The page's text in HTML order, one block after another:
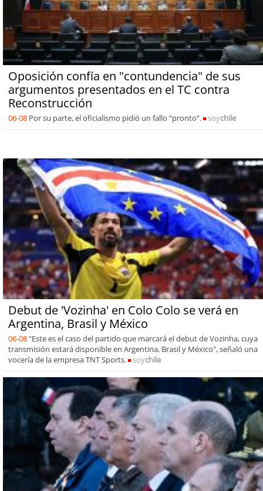
Oposición confía en "contundencia" de sus
argumentos presentados en el TC contra
Reconstrucción
06-08 Por su parte, el oficialismo pidió un fallo “pronto”. soychile
Debut de 'Vozinha' en Colo Colo se verá en
Argentina, Brasil y México
06-08 "Este es el caso del partido que marcará el debut de Vozinha, cuya
transmisión estará disponible en Argentina, Brasil y México", señaló una
vocería de la empresa TNT Sports.
soychile